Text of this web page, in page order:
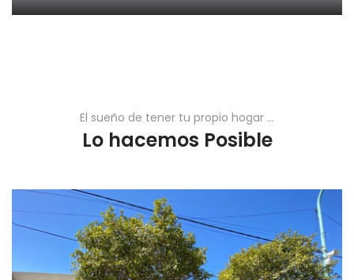
El sueño de tener tu propio hogar ...
Lo hacemos Posible